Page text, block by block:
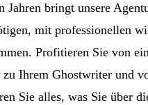
Jahren bringt unsere
mit professionellen
Profitieren Sie von
Ihrem Ghostwriter und
Sie alles, was Sie über